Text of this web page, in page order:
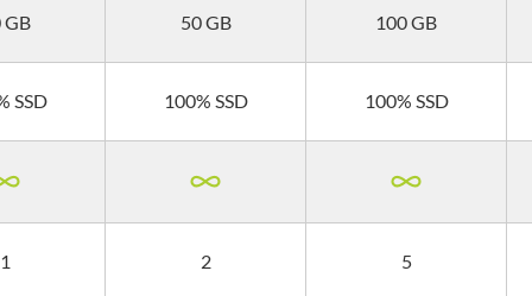
GB 50 GB 100 GB
SSD 100% SSD 100% SSD
1 2 5